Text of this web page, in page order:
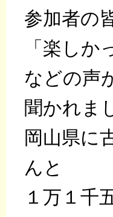
参加者の
「楽し
などの声
聞かれま
岡山県に
んと
１万１千